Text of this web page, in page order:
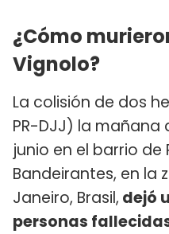
¿Cómo
Vignolo?
La colisión de dos
PR-DJJ) la mañana
junio en el barrio de
Bandeirantes, en la
Janeiro, Brasil, dejó
personas